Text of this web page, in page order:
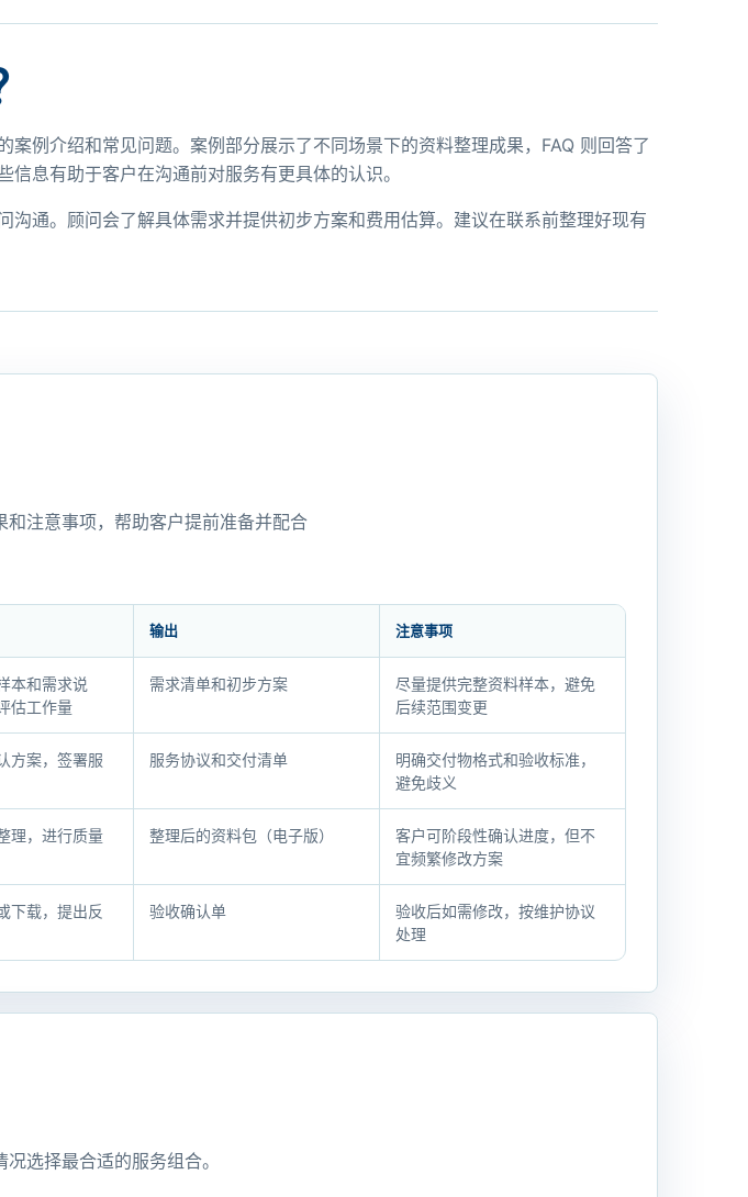
案例介绍和常见问题。案例部分展示了不同场景下的资料整理成果，FAQ 则回答了
息有助于客户在沟通前对服务有更具体的认识。
沟通。顾问会了解具体需求并提供初步方案和费用估算。建议在联系前整理好现有
注意事项，帮助客户提前准备并配合
输出 注意事项
本和需求说
估工作量
需求清单和初步方案
尽量提供完整资料样本，避免
后续范围变更
方案，签署服
服务协议和交付清单
明确交付物格式和验收标准，
避免歧义
理，进行质量
整理后的资料包（电子版）
客户可阶段性确认进度，但不
宜频繁修改方案
下载，提出反
验收确认单
验收后如需修改，按维护协议
处理
选择最合适的服务组合。